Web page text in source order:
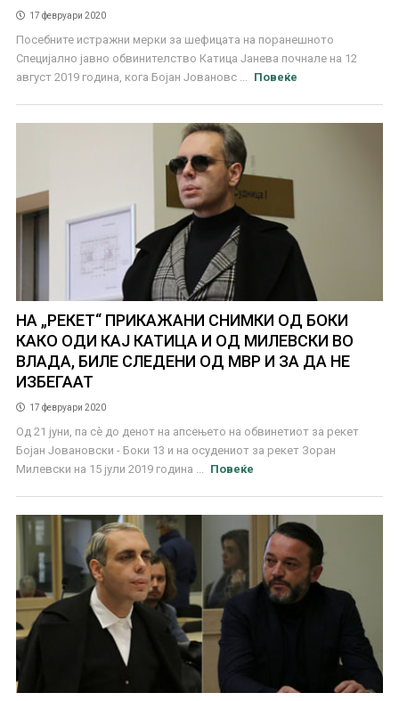
17 февруари 2020
Посебните истражни мерки за шефицата на поранешното
Специјално јавно обвинителство Катица Јанева почнале на 12
август 2019 година, кога Бојан Јовановс ...
Повеќе
НА „РЕКЕТ“ ПРИКАЖАНИ СНИМКИ ОД БОКИ
КАКО ОДИ КАЈ КАТИЦА И ОД МИЛЕВСКИ ВО
ВЛАДА, БИЛЕ СЛЕДЕНИ ОД МВР И ЗА ДА НЕ
ИЗБЕГААТ
17 февруари 2020
Од 21 јуни, па сѐ до денот на апсењето на обвинетиот за рекет
Бојан Јовановски - Боки 13 и на осудениот за рекет Зоран
Милевски на 15 јули 2019 година ...
Повеќе